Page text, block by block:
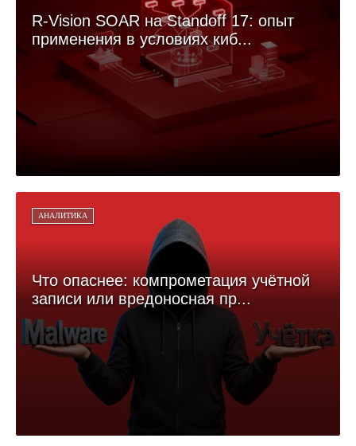
R-Vision SOAR на Standoff 17: опыт
применения в условиях киб...
АНАЛИТИКА
Что опаснее: компрометация учётной
записи или вредоносная пр...